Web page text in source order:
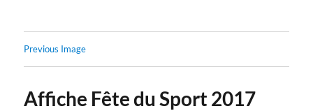
Previous Image
Affiche Fête du Sport 2017